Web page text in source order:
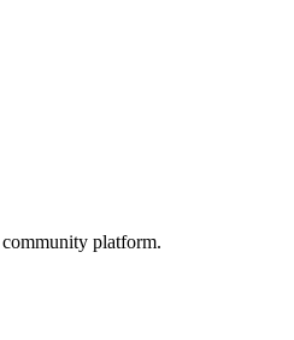
platform.